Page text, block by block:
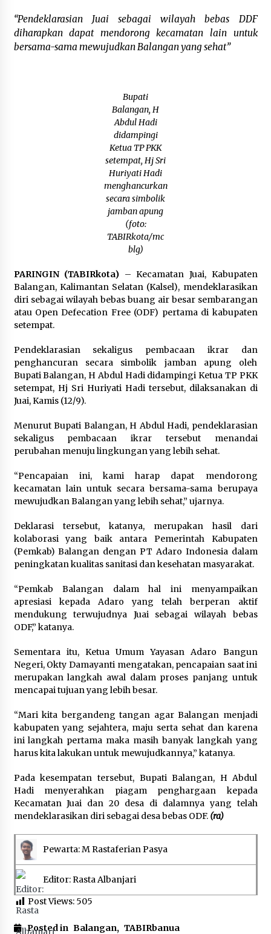
Agustus 4, 2026
Dana Transfer Pusat Berkurang, Pemkab
Balangan Pastikan Enam Prioritas
Pembangunan Tetap Berjalan
Agustus 4, 2026
Perkuat Tata Kelola Pemerintahan dan
Pelayanan Publik, Bupati Barito Utara Pimpin
Kaji Tiru ke DIY
Agustus 4, 2026
“Pendeklarasian Juai sebagai wilayah bebas DDF
diharapkan dapat mendorong kecamatan lain untuk
bersama-sama mewujudkan Balangan yang sehat”
Bupati
Balangan, H
Abdul Hadi
didampingi
Ketua TP PKK
setempat, Hj Sri
Huriyati Hadi
menghancurkan
secara simbolik
jamban apung
(foto:
TABIRkota/mc
blg)
PARINGIN (TABIRkota) – Kecamatan Juai, Kabupaten
Balangan, Kalimantan Selatan (Kalsel), mendeklarasikan
diri sebagai wilayah bebas buang air besar sembarangan
atau Open Defecation Free (ODF) pertama di kabupaten
setempat.
Pendeklarasian sekaligus pembacaan ikrar dan
penghancuran secara simbolik jamban apung oleh
Bupati Balangan, H Abdul Hadi didampingi Ketua TP PKK
setempat, Hj Sri Huriyati Hadi tersebut, dilaksanakan di
Juai, Kamis (12/9).
Menurut Bupati Balangan, H Abdul Hadi, pendeklarasian
sekaligus pembacaan ikrar tersebut menandai
perubahan menuju lingkungan yang lebih sehat.
“Pencapaian ini, kami harap dapat mendorong
kecamatan lain untuk secara bersama-sama berupaya
mewujudkan Balangan yang lebih sehat,” ujarnya.
Deklarasi tersebut, katanya, merupakan hasil dari
kolaborasi yang baik antara Pemerintah Kabupaten
(Pemkab) Balangan dengan PT Adaro Indonesia dalam
peningkatan kualitas sanitasi dan kesehatan masyarakat.
“Pemkab Balangan dalam hal ini menyampaikan
apresiasi kepada Adaro yang telah berperan aktif
mendukung terwujudnya Juai sebagai wilayah bebas
ODF,” katanya.
Sementara itu, Ketua Umum Yayasan Adaro Bangun
Negeri, Okty Damayanti mengatakan, pencapaian saat ini
merupakan langkah awal dalam proses panjang untuk
mencapai tujuan yang lebih besar.
“Mari kita bergandeng tangan agar Balangan menjadi
kabupaten yang sejahtera, maju serta sehat dan karena
ini langkah pertama maka masih banyak langkah yang
harus kita lakukan untuk mewujudkannya,” katanya.
Pada kesempatan tersebut, Bupati Balangan, H Abdul
Hadi menyerahkan piagam penghargaan kepada
Kecamatan Juai dan 20 desa di dalamnya yang telah
mendeklarasikan diri sebagai desa bebas ODF. (ra)
Pewarta: M Rastaferian Pasya
Editor: Rasta Albanjari
Post Views: 505
Posted in Balangan, TABIRbanua